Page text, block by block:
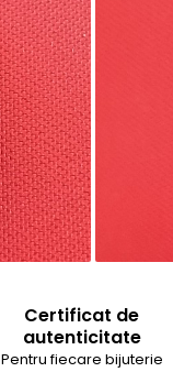
Certificat de
autenticitate
Pentru fiecare bijuterie